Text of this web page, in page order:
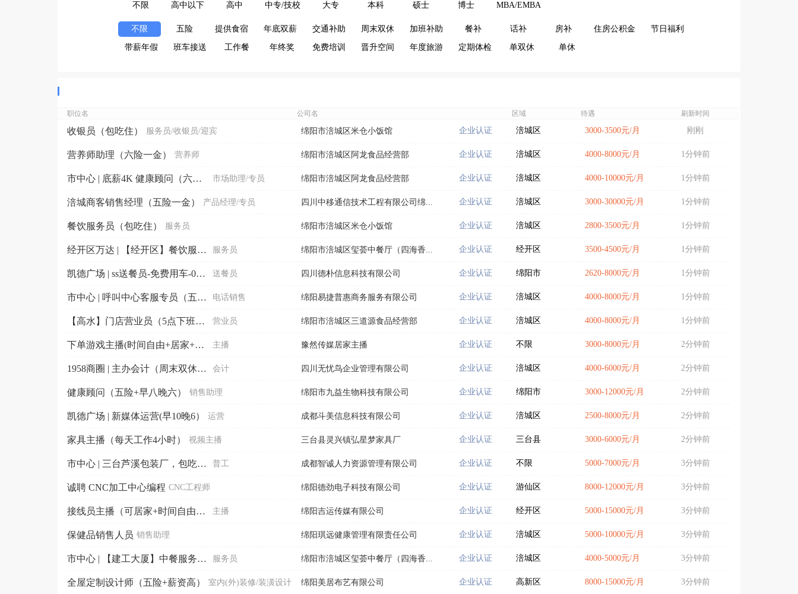
不限 高中以下 高中 中专/技校 大专 本科 硕士 博士 MBA/EMBA
不限 五险 提供食宿 年底双薪 交通补助 周末双休 加班补助 餐补 话补 房补 住房公积金 节日福利
带薪年假 班车接送 工作餐 年终奖 免费培训 晋升空间 年度旅游 定期体检 单双休 单休
职位名 公司名 区域 待遇 刷新时间
收银员（包吃住） 服务员/收银员/迎宾 绵阳市涪城区米仓小饭馆 企业认证 涪城区 3000-3500元/月 刚刚
营养师助理（六险一金） 营养师 绵阳市涪城区阿龙食品经营部 企业认证 涪城区 4000-8000元/月 1分钟前
市中心 | 底薪4K 健康顾问（六险一金+包住） 市场助理/专员 绵阳市涪城区阿龙食品经营部 企业认证 涪城区 4000-10000元/月 1分钟前
涪城商客销售经理（五险一金） 产品经理/专员 四川中移通信技术工程有限公司绵... 企业认证 涪城区 3000-30000元/月 1分钟前
餐饮服务员（包吃住） 服务员 绵阳市涪城区米仓小饭馆 企业认证 涪城区 2800-3500元/月 1分钟前
经开区万达 | 【经开区】餐饮服务员（包吃住+五险） 服务员 绵阳市涪城区玺荟中餐厅（四海香... 企业认证 经开区 3500-4500元/月 1分钟前
凯德广场 | ss送餐员-免费用车-0元入职 送餐员 四川德朴信息科技有限公司 企业认证 绵阳市 2620-8000元/月 1分钟前
市中心 | 呼叫中心客服专员（五险+底薪+提成） 电话销售 绵阳易捷普惠商务服务有限公司 企业认证 涪城区 4000-8000元/月 1分钟前
【高水】门店营业员（5点下班+无责3K+提成） 营业员 绵阳市涪城区三道源食品经营部 企业认证 涪城区 4000-8000元/月 1分钟前
下单游戏主播(时间自由+居家+多赛道选择 +非全职) 主播 豫然传媒居家主播 企业认证 不限 3000-8000元/月 2分钟前
1958商圈 | 主办会计（周末双休+五险） 会计 四川无忧鸟企业管理有限公司 企业认证 涪城区 4000-6000元/月 2分钟前
健康顾问（五险+早八晚六） 销售助理 绵阳市九益生物科技有限公司 企业认证 绵阳市 3000-12000元/月 2分钟前
凯德广场 | 新媒体运营(早10晚6） 运营 成都斗美信息科技有限公司 企业认证 涪城区 2500-8000元/月 2分钟前
家具主播（每天工作4小时） 视频主播 三台县灵兴镇弘星梦家具厂 企业认证 三台县 3000-6000元/月 2分钟前
市中心 | 三台芦溪包装厂，包吃包住买社保 普工 成都智诚人力资源管理有限公司 企业认证 不限 5000-7000元/月 3分钟前
诚聘 CNC加工中心编程 CNC工程师 绵阳德劲电子科技有限公司 企业认证 游仙区 8000-12000元/月 3分钟前
接线员主播（可居家+时间自由+提供住宿） 主播 绵阳吉运传媒有限公司 企业认证 经开区 5000-15000元/月 3分钟前
保健品销售人员 销售助理 绵阳琪远健康管理有限责任公司 企业认证 涪城区 5000-10000元/月 3分钟前
市中心 | 【建工大厦】中餐服务专员（包住包住） 服务员 绵阳市涪城区玺荟中餐厅（四海香... 企业认证 涪城区 4000-5000元/月 3分钟前
全屋定制设计师（五险+薪资高） 室内(外)装修/装潢设计 绵阳美居布艺有限公司 企业认证 高新区 8000-15000元/月 3分钟前